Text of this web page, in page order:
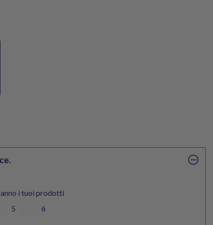
i tuoi prodotti
5 6